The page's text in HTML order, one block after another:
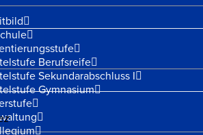
Berufsreife
Sekundarabschluss I
Gymnasium